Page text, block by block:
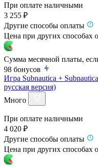
При оплате наличными
3 255 ₽
Другие способы оплаты
Цена при других способах
Сумма месячной платы,
98 бонусов
Игра Subnautica +
русская версия)
Много
При оплате наличными
4 020 ₽
Другие способы оплаты
Цена при других способах